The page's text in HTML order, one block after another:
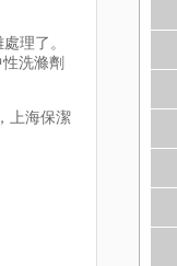
理了。
洗滌劑
上海保潔